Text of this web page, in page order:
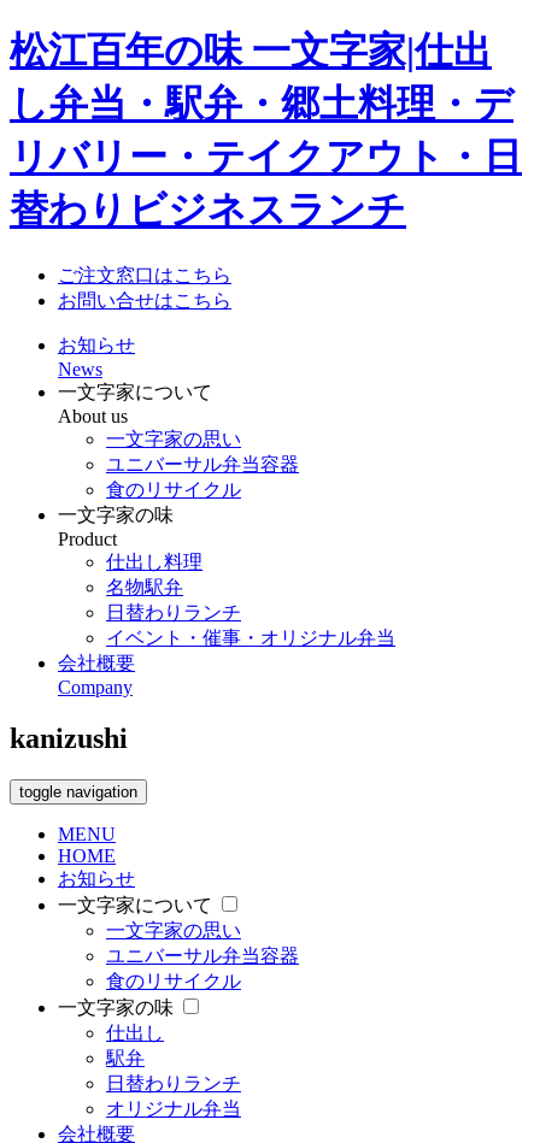
松江百年の味 一文字家|仕出
し弁当・駅弁・郷土料理・デ
リバリー・テイクアウト・日
替わりビジネスランチ
ご注文窓口はこちら
お問い合せはこちら
お知らせ
News
一文字家について
About us
一文字家の思い
ユニバーサル弁当容器
食のリサイクル
一文字家の味
Product
仕出し料理
名物駅弁
日替わりランチ
イベント・催事・オリジナル弁当
会社概要
Company
kanizushi
toggle navigation
MENU
HOME
お知らせ
一文字家について
一文字家の思い
ユニバーサル弁当容器
食のリサイクル
一文字家の味
仕出し
駅弁
日替わりランチ
オリジナル弁当
会社概要